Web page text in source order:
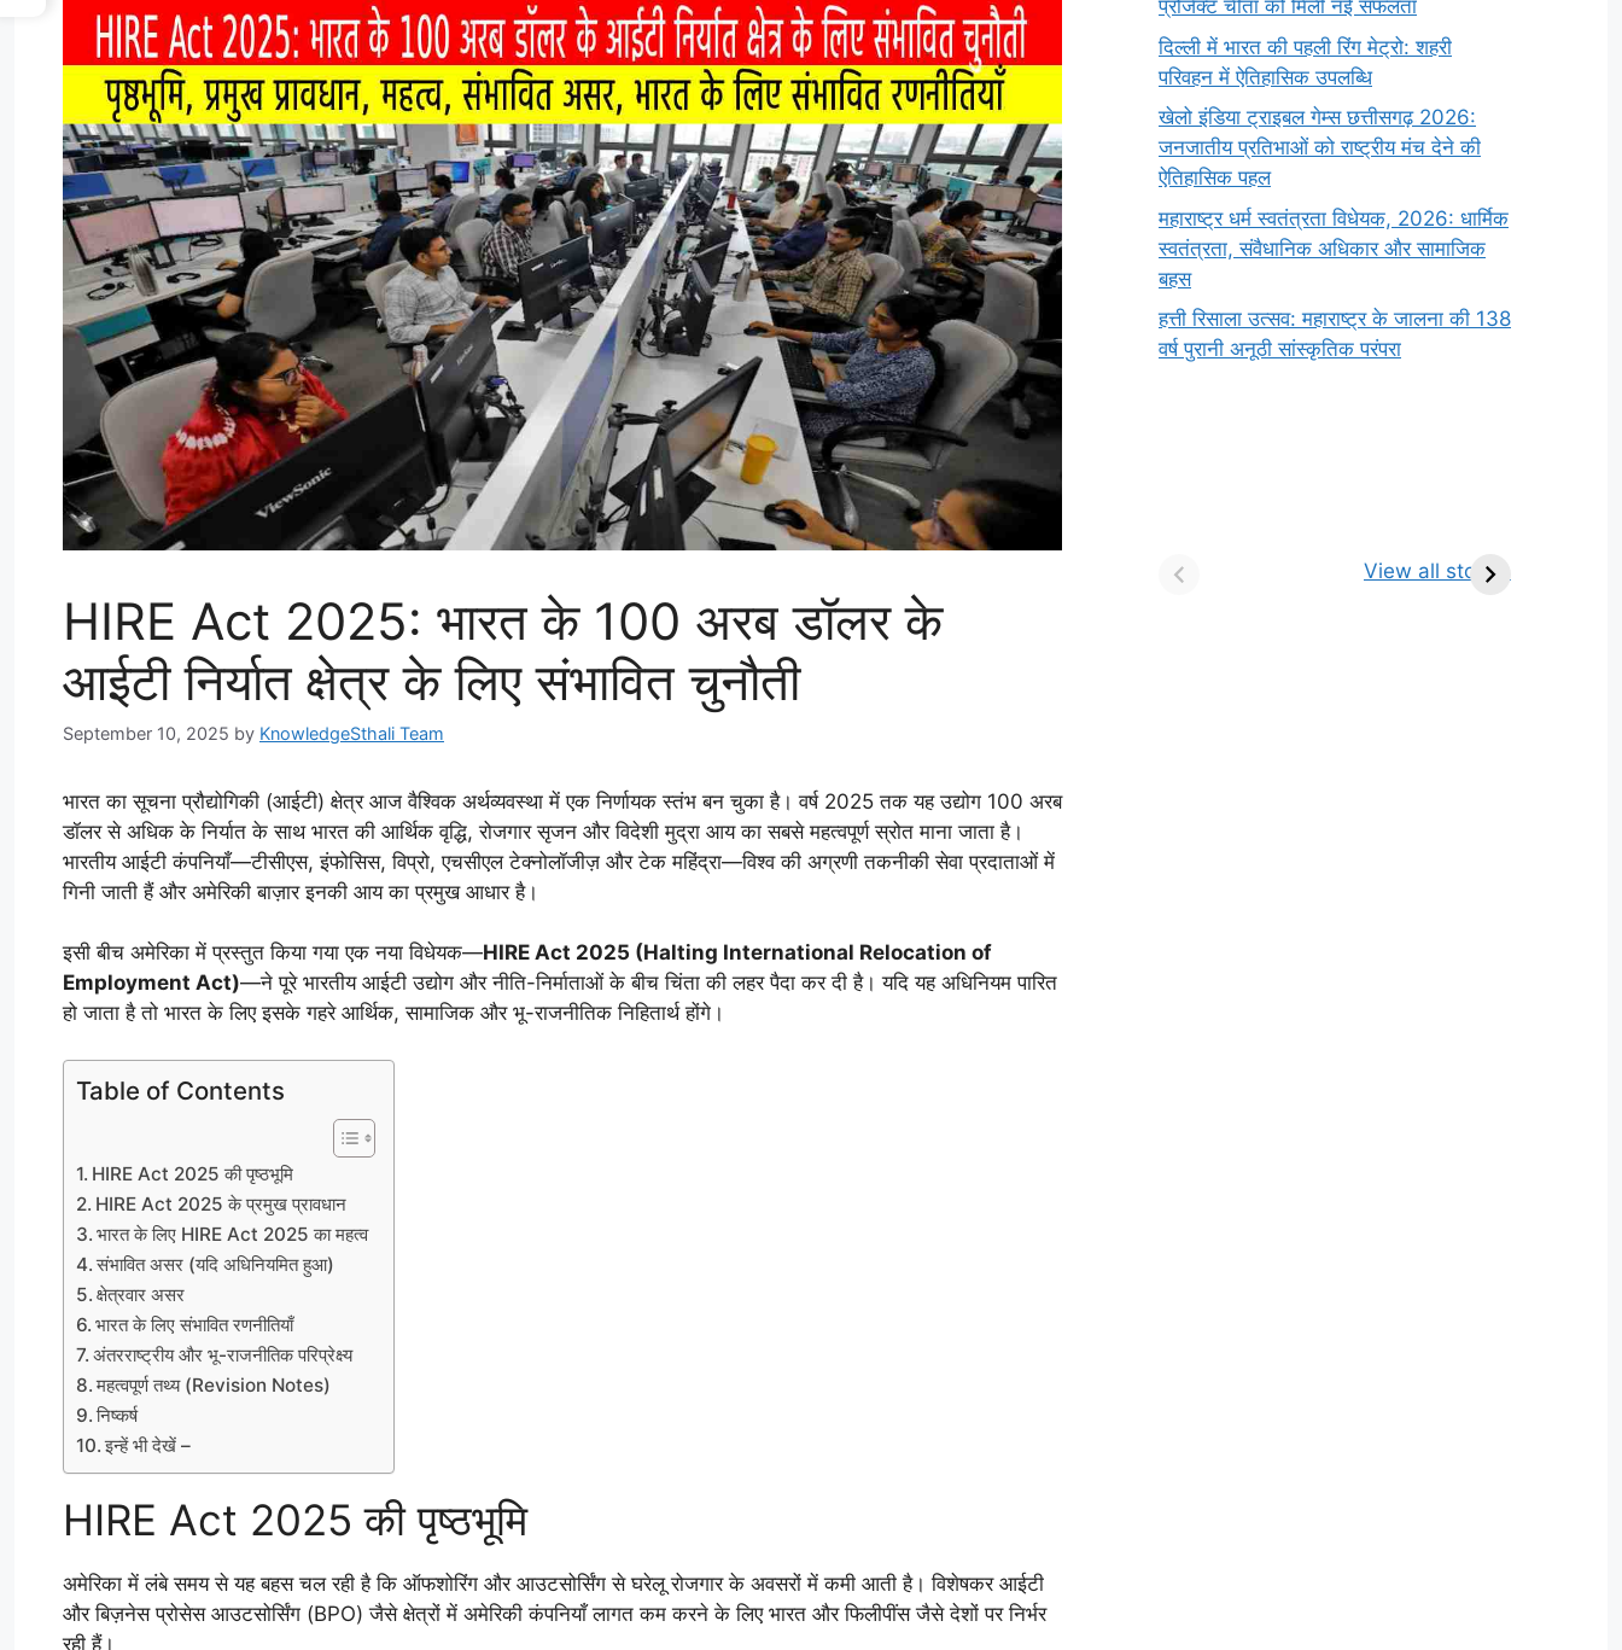
HIRE Act 2025: भारत के 100 अरब डॉलर के
आईटी निर्यात क्षेत्र के लिए संभावित चुनौती
September 10, 2025 by KnowledgeSthali Team
भारत का सूचना प्रौद्योगिकी (आईटी) क्षेत्र आज वैश्विक अर्थव्यवस्था में एक निर्णायक स्तंभ बन चुका है। वर्ष 2025 तक यह उद्योग 100 अरब
डॉलर से अधिक के निर्यात के साथ भारत की आर्थिक वृद्धि, रोजगार सृजन और विदेशी मुद्रा आय का सबसे महत्वपूर्ण स्रोत माना जाता है।
भारतीय आईटी कंपनियाँ—टीसीएस, इंफोसिस, विप्रो, एचसीएल टेक्नोलॉजीज़ और टेक महिंद्रा—विश्व की अग्रणी तकनीकी सेवा प्रदाताओं में
गिनी जाती हैं और अमेरिकी बाज़ार इनकी आय का प्रमुख आधार है।
इसी बीच अमेरिका में प्रस्तुत किया गया एक नया विधेयक—HIRE Act 2025 (Halting International Relocation of
Employment Act)—ने पूरे भारतीय आईटी उद्योग और नीति-निर्माताओं के बीच चिंता की लहर पैदा कर दी है। यदि यह अधिनियम पारित
हो जाता है तो भारत के लिए इसके गहरे आर्थिक, सामाजिक और भू-राजनीतिक निहितार्थ होंगे।
Table of Contents
HIRE Act 2025 की पृष्ठभूमि
HIRE Act 2025 के प्रमुख प्रावधान
भारत के लिए HIRE Act 2025 का महत्व
संभावित असर (यदि अधिनियमित हुआ)
क्षेत्रवार असर
भारत के लिए संभावित रणनीतियाँ
अंतरराष्ट्रीय और भू-राजनीतिक परिप्रेक्ष्य
महत्वपूर्ण तथ्य (Revision Notes)
निष्कर्ष
इन्हें भी देखें –
HIRE Act 2025 की पृष्ठभूमि
अमेरिका में लंबे समय से यह बहस चल रही है कि ऑफशोरिंग और आउटसोर्सिंग से घरेलू रोजगार के अवसरों में कमी आती है। विशेषकर आईटी
और बिज़नेस प्रोसेस आउटसोर्सिंग (BPO) जैसे क्षेत्रों में अमेरिकी कंपनियाँ लागत कम करने के लिए भारत और फिलीपींस जैसे देशों पर निर्भर
रही हैं।
प्रोजेक्ट चीता को मिली नई सफलता
दिल्ली में भारत की पहली रिंग मेट्रो: शहरी
परिवहन में ऐतिहासिक उपलब्धि
खेलो इंडिया ट्राइबल गेम्स छत्तीसगढ़ 2026:
जनजातीय प्रतिभाओं को राष्ट्रीय मंच देने की
ऐतिहासिक पहल
महाराष्ट्र धर्म स्वतंत्रता विधेयक, 2026: धार्मिक
स्वतंत्रता, संवैधानिक अधिकार और सामाजिक
बहस
हत्ती रिसाला उत्सव: महाराष्ट्र के जालना की 138
वर्ष पुरानी अनूठी सांस्कृतिक परंपरा
View all stories
किसे कहते है? परिभाषा,
ज्योतिर्लिंग | नाम, स्थान एवं